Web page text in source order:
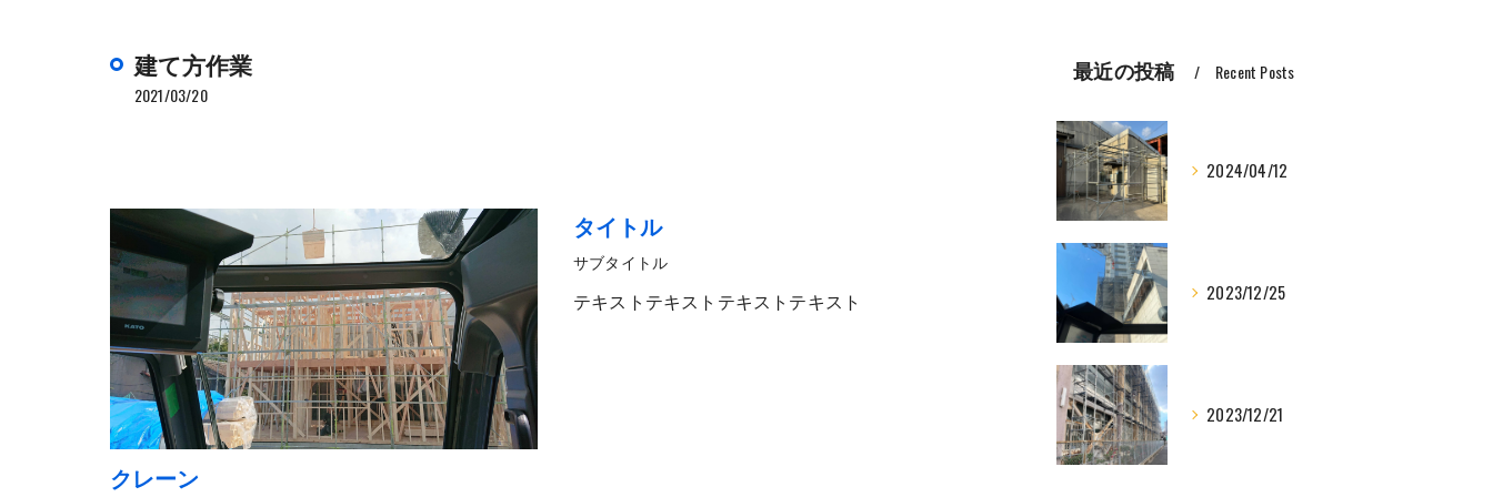
建て方作業
2021/03/20
クレーン
タイトル
サブタイトル
テキストテキストテキストテキスト
最近の投稿 Recent Posts
2024/04/12
2023/12/25
2023/12/21